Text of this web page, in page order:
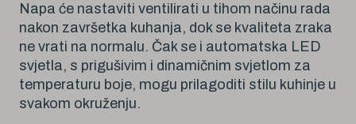
Napa će nastaviti ventilirati u tihom načinu rada
nakon završetka kuhanja, dok se kvaliteta zraka
ne vrati na normalu. Čak se i automatska LED
svjetla, s prigušivim i dinamičnim svjetlom za
temperaturu boje, mogu prilagoditi stilu kuhinje u
svakom okruženju.